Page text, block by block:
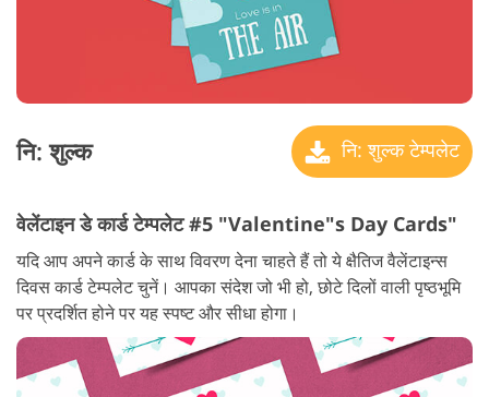
नि: शुल्क नि: शुल्क टेम्पलेट
वेलेंटाइन डे कार्ड टेम्पलेट #5 "Valentine"s Day Cards"
यदि आप अपने कार्ड के साथ विवरण देना चाहते हैं तो ये क्षैतिज वैलेंटाइन्स
दिवस कार्ड टेम्पलेट चुनें। आपका संदेश जो भी हो, छोटे दिलों वाली पृष्ठभूमि
पर प्रदर्शित होने पर यह स्पष्ट और सीधा होगा।